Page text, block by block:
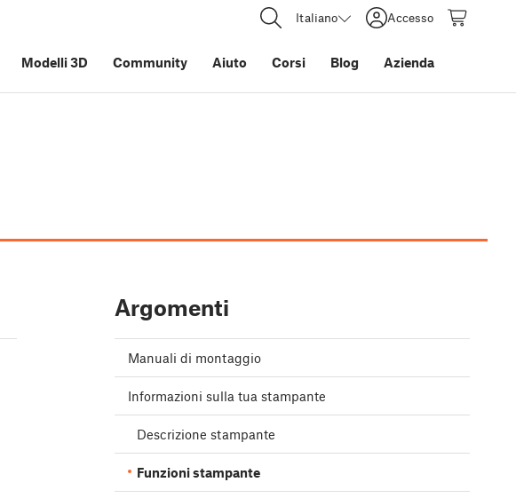
Italiano Accesso
Modelli 3D Community Aiuto Corsi Blog Azienda
Argomenti
Manuali di montaggio
Informazioni sulla tua stampante
Descrizione stampante
Funzioni stampante